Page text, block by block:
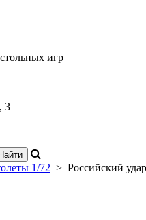
игр
3
1/72 > Российский